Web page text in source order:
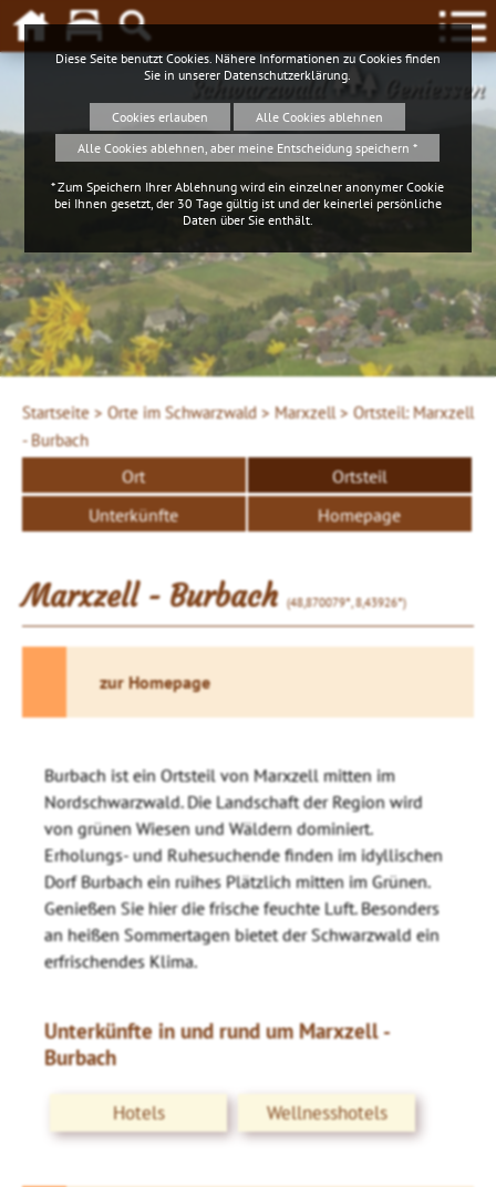
Schwarzwald Geniessen
Startseite > Orte im Schwarzwald > Marxzell >Ortsteil: Marxzell
- Burbach
Ort
Ortsteil
Unterkünfte
Homepage
Marxzell - Burbach(48,870079°, 8,43926°)
zur Homepage
Burbach ist ein Ortsteil von Marxzell mitten im
Nordschwarzwald. Die Landschaft der Region wird
von grünen Wiesen und Wäldern dominiert.
Erholungs- und Ruhesuchende finden im idyllischen
Dorf Burbach ein ruihes Plätzlich mitten im Grünen.
Genießen Sie hier die frische feuchte Luft. Besonders
an heißen Sommertagen bietet der Schwarzwald ein
erfrischendes Klima.
Unterkünfte in und rund um Marxzell -
Burbach
Hotels Wellnesshotels
Diese Seite benutzt Cookies. Nähere Informationen zu Cookies finden
Sie in unserer Datenschutzerklärung
Cookies erlauben
Alle Cookies ablehnen
Alle Cookies ablehnen, aber meine Entscheidung speichern *
* Zum Speichern Ihrer Ablehnung wird ein einzelner anonymer Cookie
bei Ihnen gesetzt, der 30 Tage gültig ist und der keinerlei persönliche
Daten über Sie enthält.